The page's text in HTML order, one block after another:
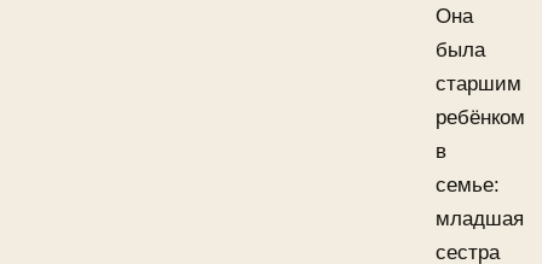
Она
была
старшим
ребёнком
в
семье:
младшая
сестра